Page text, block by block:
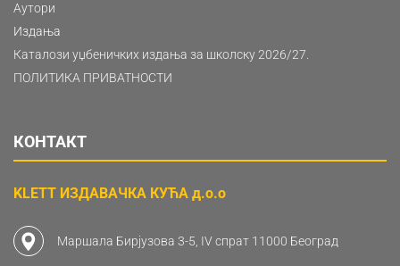
Аутори
Издања
Каталози уџбеничких издања за школску 2026/27.
ПОЛИТИКА ПРИВАТНОСТИ
КОНТАКТ
KLETT ИЗДАВАЧКА КУЋА д.о.о
Маршала Бирјузова 3-5, IV спрат 11000 Београд